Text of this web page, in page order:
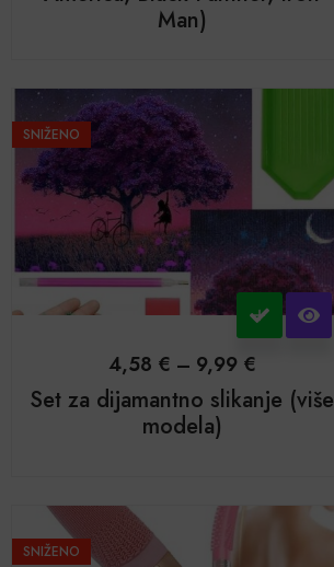
Man)
SNIŽENO
4,58 € – 9,99 €
Set za dijamantno slikanje (više
modela)
SNIŽENO